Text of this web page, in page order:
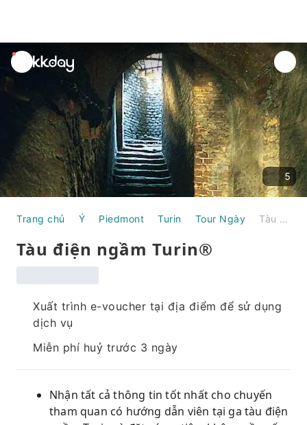
unread
notifications
5
Trang chủ Ý Piedmont Turin Tour Ngày Tàu điện ngầm Turin®
Tàu điện ngầm Turin®
Xuất trình e-voucher tại địa điểm để sử dụng
dịch vụ
Miễn phí huỷ trước 3 ngày
Nhận tất cả thông tin tốt nhất cho chuyến
tham quan có hướng dẫn viên tại ga tàu điện